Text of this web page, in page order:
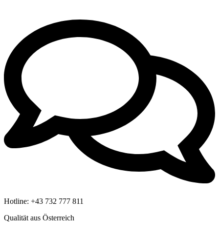
Hotline: +43 732 777 811
Qualität aus Österreich